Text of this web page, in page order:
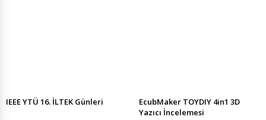
IEEE YTÜ 16. İLTEK Günleri
EcubMaker TOYDIY 4in1 3D
Yazıcı İncelemesi